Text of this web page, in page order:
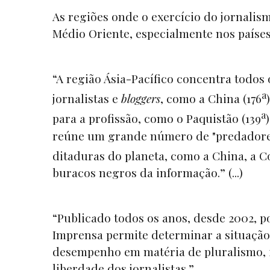
As regiões onde o exercício do
Médio Oriente, especialmente nos
“A região Ásia-Pacífico concentra
jornalistas e bloggers, como a China (176a
para a profissão, como o Paquistão (139a
reúne um grande número de
ditaduras do planeta, como a China, a
buracos negros da informação.” (...)
“Publicado todos os anos, desde 2002,
Imprensa permite determinar a
desempenho em matéria de